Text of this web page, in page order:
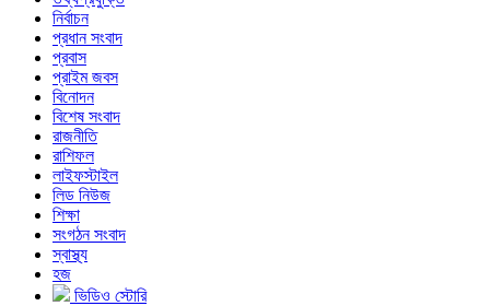
নির্বাচন
প্রধান সংবাদ
প্রবাস
প্রাইম জবস
বিনোদন
বিশেষ সংবাদ
রাজনীতি
রাশিফল
লাইফস্টাইল
লিড নিউজ
শিক্ষা
সংগঠন সংবাদ
স্বাস্থ্য
হজ
ভিডিও স্টোরি